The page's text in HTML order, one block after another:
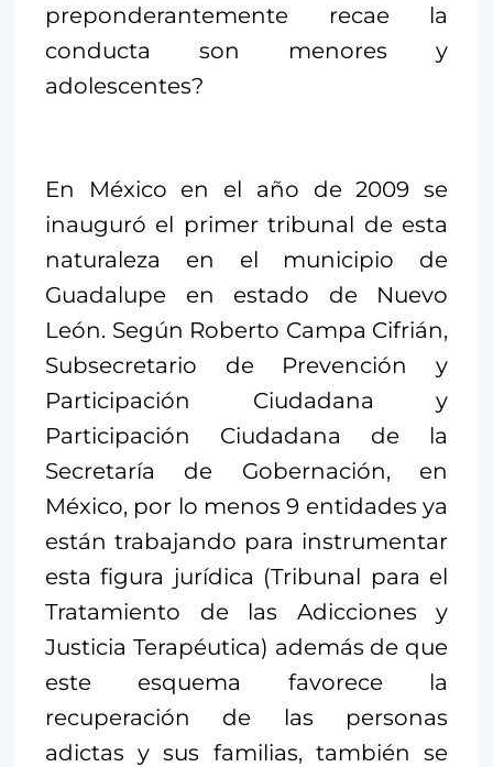
preponderantemente recae la
conducta son menores y
adolescentes?
En México en el año de 2009 se
inauguró el primer tribunal de esta
naturaleza en el municipio de
Guadalupe en estado de Nuevo
León. Según Roberto Campa Cifrián,
Subsecretario de Prevención y
Participación Ciudadana y
Participación Ciudadana de la
Secretaría de Gobernación, en
México, por lo menos 9 entidades ya
están trabajando para instrumentar
esta figura jurídica (Tribunal para el
Tratamiento de las Adicciones y
Justicia Terapéutica) además de que
este esquema favorece la
recuperación de las personas
adictas y sus familias, también se